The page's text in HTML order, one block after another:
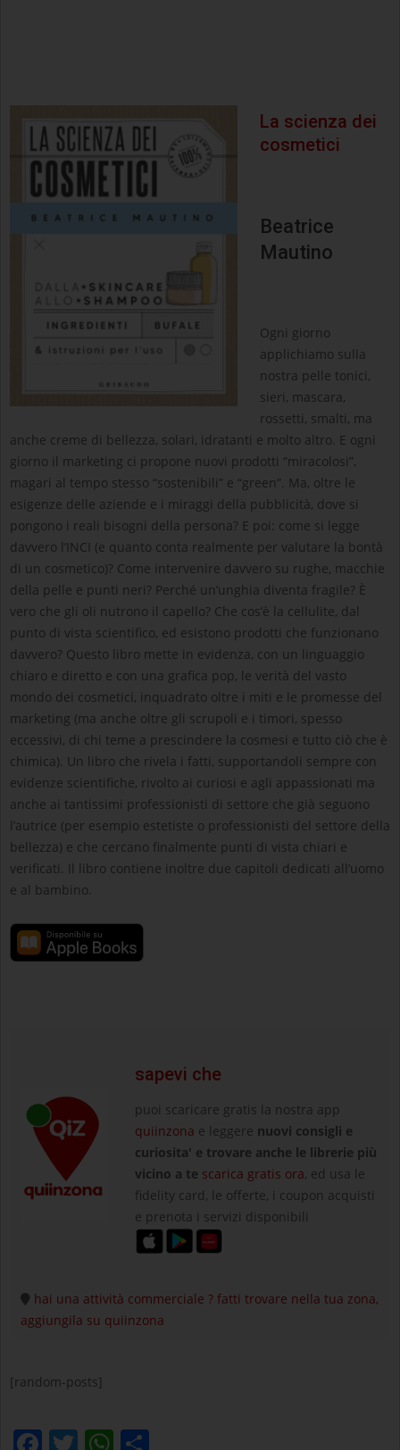
La scienza dei
cosmetici
Beatrice
Mautino
Ogni giorno
applichiamo sulla
nostra pelle tonici,
sieri, mascara,
rossetti, smalti, ma
anche creme di bellezza, solari, idratanti e molto altro. E ogni
giorno il marketing ci propone nuovi prodotti “miracolosi”,
magari al tempo stesso “sostenibili” e “green”. Ma, oltre le
esigenze delle aziende e i miraggi della pubblicità, dove si
pongono i reali bisogni della persona? E poi: come si legge
davvero l’INCI (e quanto conta realmente per valutare la bontà
di un cosmetico)? Come intervenire davvero su rughe, macchie
della pelle e punti neri? Perché un’unghia diventa fragile? È
vero che gli oli nutrono il capello? Che cos’è la cellulite, dal
punto di vista scientifico, ed esistono prodotti che funzionano
davvero? Questo libro mette in evidenza, con un linguaggio
chiaro e diretto e con una grafica pop, le verità del vasto
mondo dei cosmetici, inquadrato oltre i miti e le promesse del
marketing (ma anche oltre gli scrupoli e i timori, spesso
eccessivi, di chi teme a prescindere la cosmesi e tutto ciò che è
chimica). Un libro che rivela i fatti, supportandoli sempre con
evidenze scientifiche, rivolto ai curiosi e agli appassionati ma
anche ai tantissimi professionisti di settore che già seguono
l’autrice (per esempio estetiste o professionisti del settore della
bellezza) e che cercano finalmente punti di vista chiari e
verificati. Il libro contiene inoltre due capitoli dedicati all’uomo
e al bambino.
sapevi che
puoi scaricare gratis la nostra app
quiinzona e leggere nuovi consigli e
curiosita' e trovare anche le librerie più
vicino a te scarica gratis ora, ed usa le
fidelity card, le offerte, i coupon acquisti
e prenota i servizi disponibili
hai una attività commerciale ? fatti trovare nella tua zona,
aggiungila su quiinzona
[random-posts]